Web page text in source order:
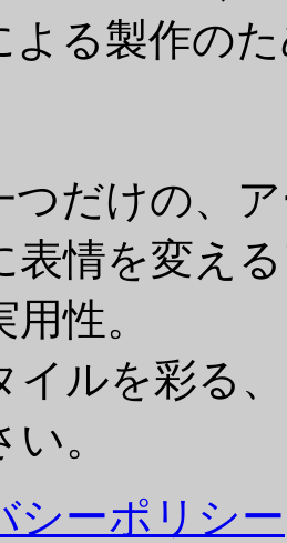
る製作の
つだけの、
表情を変え
性。
イルを彩る
。
シーポリシー